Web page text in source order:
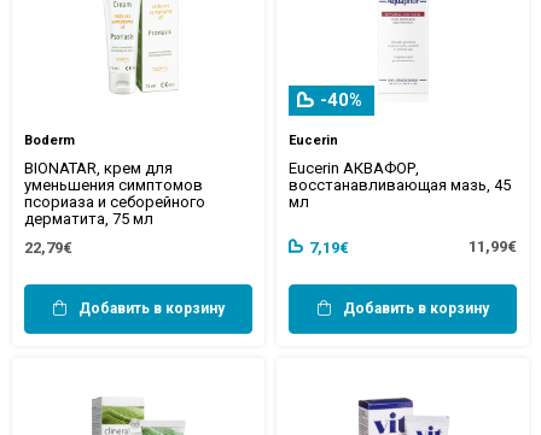
Boderm
BIONATAR, крем для
уменьшения симптомов
псориаза и себорейного
дерматита, 75 мл
22,79€
Добавить в корзину
-40%
Eucerin
Eucerin АКВАФОР,
восстанавливающая мазь, 45
мл
7,19€ 11,99€
Добавить в корзину